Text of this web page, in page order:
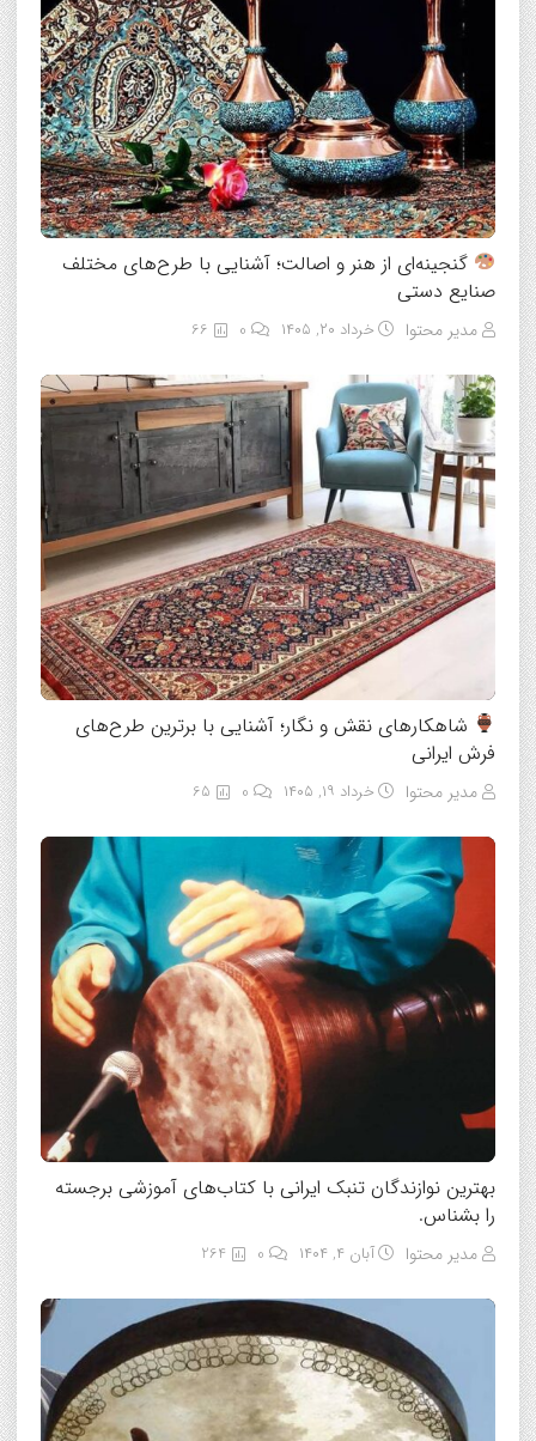
گنجینه‌ای از هنر و اصالت؛ آشنایی با طرح‌های مختلف
صنایع دستی
مدیر محتوا خرداد ۲۰, ۱۴۰۵ 66
شاهکارهای نقش و نگار؛ آشنایی با برترین طرح‌های
فرش ایرانی
مدیر محتوا خرداد ۱۹, ۱۴۰۵ 65
بهترین نوازندگان تنبک ایرانی با کتاب‌های آموزشی برجسته
را بشناس.
مدیر محتوا آبان ۴, ۱۴۰۴ 264